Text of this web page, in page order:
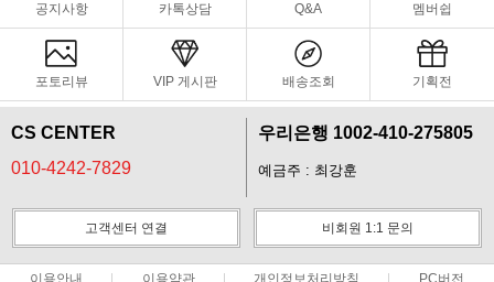
공지사항 카톡상담 Q&A 멤버쉽
포토리뷰 VIP 게시판 배송조회 기획전
CS CENTER
010-4242-7829
우리은행 1002-410-275805
예금주 : 최강훈
고객센터 연결 비회원 1:1 문의
이용안내 이용약관 개인정보처리방침 PC버전